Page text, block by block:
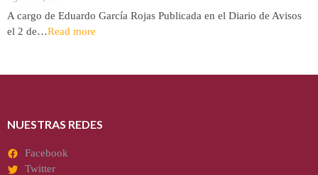
A cargo de Eduardo García Rojas Publicada en el Diario de Avisos
el 2 de…Read more
NUESTRAS REDES
Facebook
Twitter